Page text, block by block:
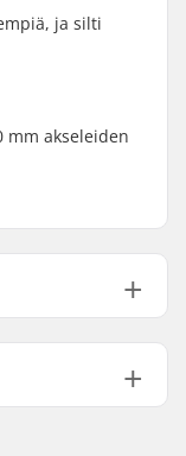
ja silti
mm akseleiden